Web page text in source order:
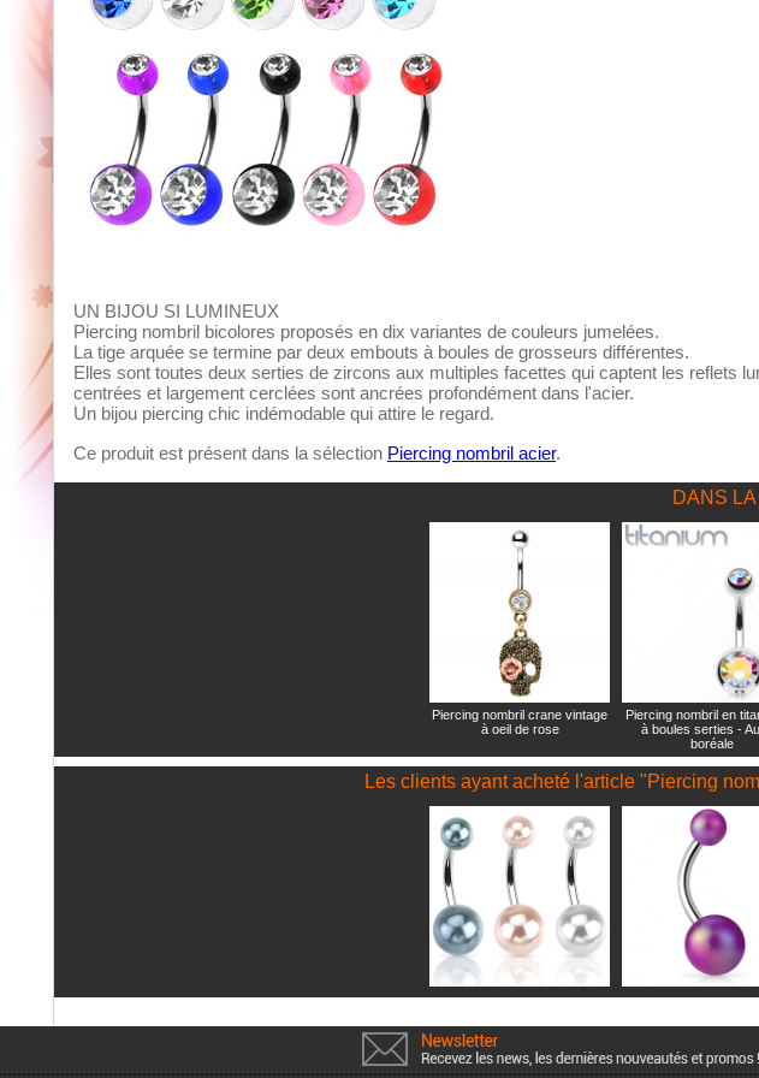
UN BIJOU SI LUMINEUX
Piercing nombril bicolores proposés en dix variantes de couleurs jumelées.
La tige arquée se termine par deux embouts à boules de grosseurs différentes.
Elles sont toutes deux serties de zircons aux multiples facettes qui captent les reflets
centrées et largement cerclées sont ancrées profondément dans l'acier.
Un bijou piercing chic indémodable qui attire le regard.
Ce produit est présent dans la sélection Piercing nombril acier.
DANS
Piercing nombril crane vintage
à oeil de rose
Piercing nombril en
à boules serties -
boréale
Les clients ayant acheté l'article "Piercing